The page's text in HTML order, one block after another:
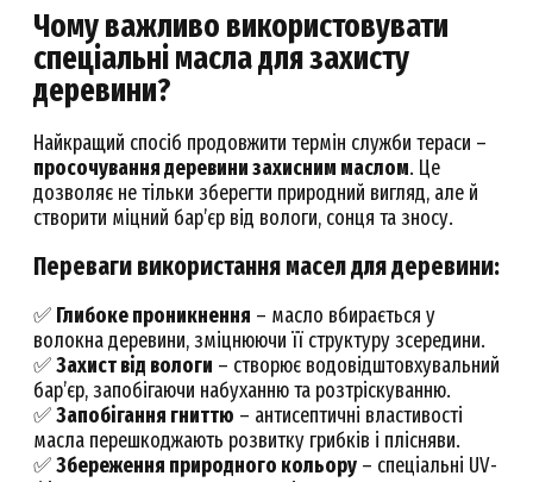
Чому важливо використовувати
спеціальні масла для захисту
деревини?
Найкращий спосіб продовжити термін служби тераси –
просочування деревини захисним маслом. Це
дозволяє не тільки зберегти природний вигляд, але й
створити міцний бар’єр від вологи, сонця та зносу.
Переваги використання масел для деревини:
✅ Глибоке проникнення – масло вбирається у
волокна деревини, зміцнюючи її структуру зсередини.
✅Захист від вологи – створює водовідштовхувальний
бар’єр, запобігаючи набуханню та розтріскуванню.
✅Запобігання гниттю – антисептичні властивості
масла перешкоджають розвитку грибків і плісняви.
✅Збереження природного кольору – спеціальні UV-